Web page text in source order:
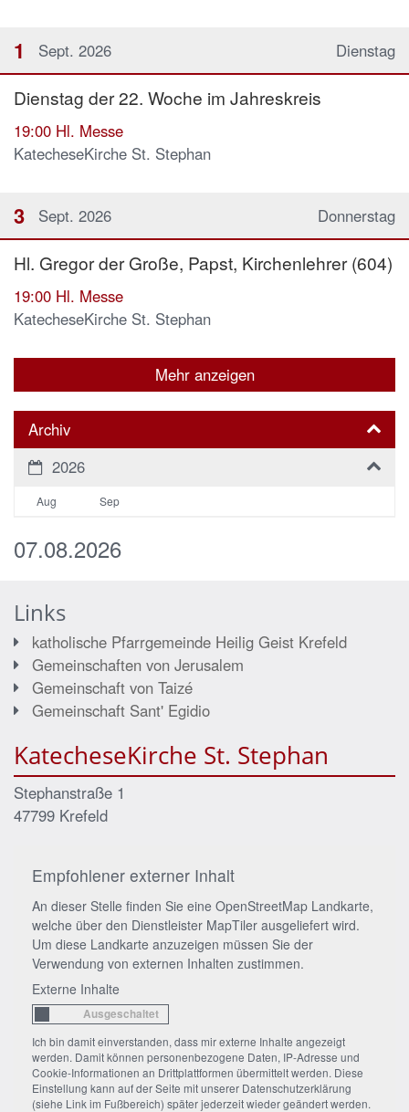
Dienstag
1 Sept. 2026
Dienstag der 22. Woche im Jahreskreis
19:00 Hl. Messe
KatecheseKirche St. Stephan
Donnerstag
3 Sept. 2026
Hl. Gregor der Große, Papst, Kirchenlehrer (604)
19:00 Hl. Messe
KatecheseKirche St. Stephan
Mehr anzeigen
Archiv
2026
Aug Sep
07.08.2026
Links
katholische Pfarrgemeinde Heilig Geist Krefeld
Gemeinschaften von Jerusalem
Gemeinschaft von Taizé
Gemeinschaft Sant' Egidio
KatecheseKirche St. Stephan
Stephanstraße 1
47799 Krefeld
Empfohlener externer Inhalt
An dieser Stelle finden Sie eine OpenStreetMap Landkarte,
welche über den Dienstleister MapTiler ausgeliefert wird.
Um diese Landkarte anzuzeigen müssen Sie der
Verwendung von externen Inhalten zustimmen.
Externe Inhalte
Ich bin damit einverstanden, dass mir externe Inhalte angezeigt
werden. Damit können personenbezogene Daten, IP-Adresse und
Cookie-Informationen an Drittplattformen übermittelt werden. Diese
Einstellung kann auf der Seite mit unserer Datenschutzerklärung
(siehe Link im Fußbereich) später jederzeit wieder geändert werden.